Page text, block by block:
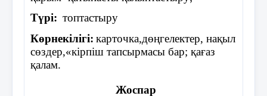
Түрі: топтастыру
Көрнекілігі: карточка,дөңгелектер, нақыл
сөздер,«кірпіш тапсырмасы бар; қағаз
қалам.
Жоспар